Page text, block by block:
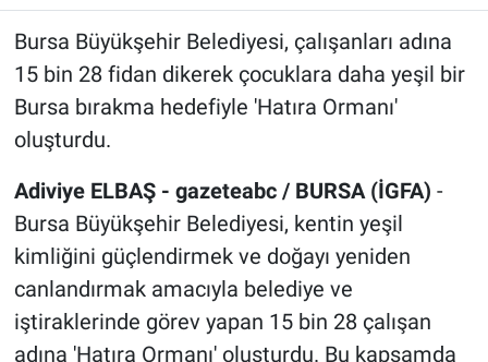
Bursa Büyükşehir Belediyesi, çalışanları adına
15 bin 28 fidan dikerek çocuklara daha yeşil bir
Bursa bırakma hedefiyle 'Hatıra Ormanı'
oluşturdu.
Adiviye ELBAŞ - gazeteabc / BURSA (İGFA) -
Bursa Büyükşehir Belediyesi, kentin yeşil
kimliğini güçlendirmek ve doğayı yeniden
canlandırmak amacıyla belediye ve
iştiraklerinde görev yapan 15 bin 28 çalışan
adına 'Hatıra Ormanı' oluşturdu. Bu kapsamda